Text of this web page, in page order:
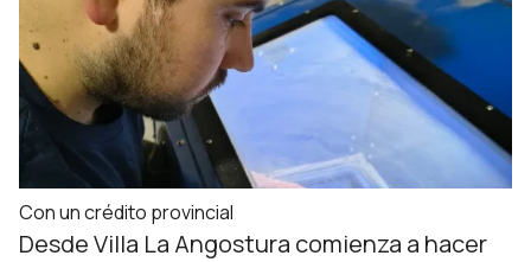
Con un crédito provincial
Desde Villa La Angostura comienza a hacer